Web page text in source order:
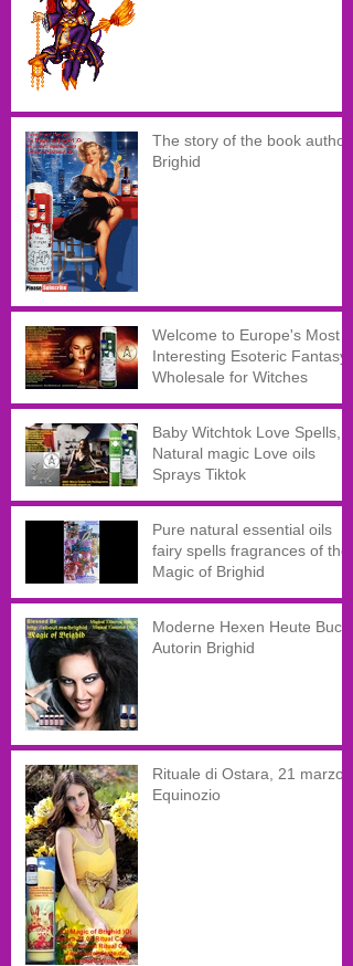
The story of the book author
Brighid
Welcome to Europe's Most
Interesting Esoteric Fantasy
Wholesale for Witches
Baby Witchtok Love Spells,
Natural magic Love oils
Sprays Tiktok
Pure natural essential oils
fairy spells fragrances of the
Magic of Brighid
Moderne Hexen Heute Buch
Autorin Brighid
Rituale di Ostara, 21 marzo,
Equinozio